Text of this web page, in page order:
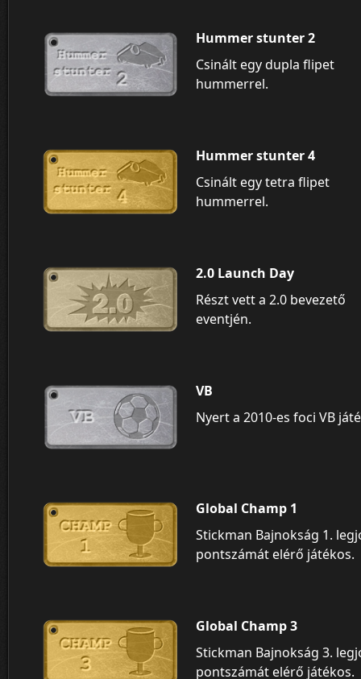
Hummer stunter 2
Csinált egy dupla flipet
hummerrel.
Hummer stunter 4
Csinált egy tetra flipet
hummerrel.
2.0 Launch Day
Részt vett a 2.0 bevezető
eventjén.
VB
Nyert a 2010-es foci VB
Global Champ 1
Stickman Bajnokság 1.
pontszámát elérő játékos.
Global Champ 3
Stickman Bajnokság 3.
pontszámát elérő játékos.